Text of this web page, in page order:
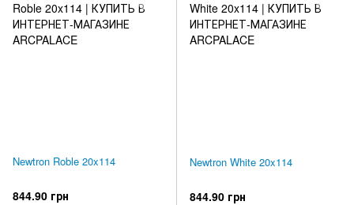
Newtron Roble 20x114
844.90 грн
Newtron White 20x114
844.90 грн